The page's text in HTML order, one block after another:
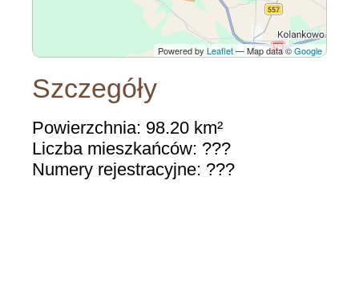
Powered by Leaflet— Map data ©Google
Szczegóły
Powierzchnia: 98.20 km²
Liczba mieszkańców: ???
Numery rejestracyjne: ???